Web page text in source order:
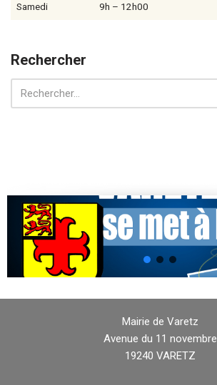
Samedi 9h – 12h00
Rechercher
Mairie de Varetz
Avenue du 11 novembre
19240 VARETZ